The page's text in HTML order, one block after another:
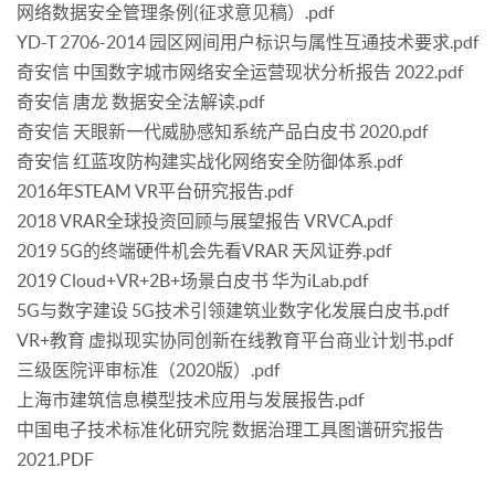
网络数据安全管理条例(征求意见稿）.pdf
YD-T 2706-2014 园区网间用户标识与属性互通技术要求.pdf
奇安信 中国数字城市网络安全运营现状分析报告 2022.pdf
奇安信 唐龙 数据安全法解读.pdf
奇安信 天眼新一代威胁感知系统产品白皮书 2020.pdf
奇安信 红蓝攻防构建实战化网络安全防御体系.pdf
2016年STEAM VR平台研究报告.pdf
2018 VRAR全球投资回顾与展望报告 VRVCA.pdf
2019 5G的终端硬件机会先看VRAR 天风证券.pdf
2019 Cloud+VR+2B+场景白皮书 华为iLab.pdf
5G与数字建设 5G技术引领建筑业数字化发展白皮书.pdf
VR+教育 虚拟现实协同创新在线教育平台商业计划书.pdf
三级医院评审标准（2020版）.pdf
上海市建筑信息模型技术应用与发展报告.pdf
中国电子技术标准化研究院 数据治理工具图谱研究报告
2021.PDF